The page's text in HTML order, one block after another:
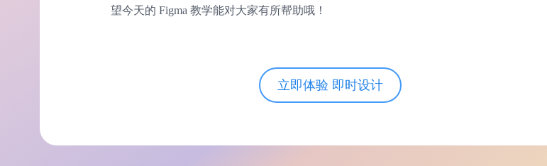
望今天的 Figma 教学能对大家有所帮助哦！
立即体验 即时设计